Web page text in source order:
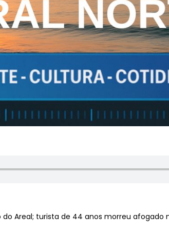
Areal; turista de 44 anos morreu afogado